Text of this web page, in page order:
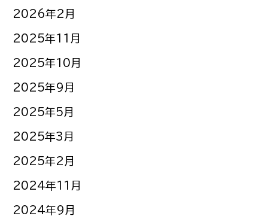
2026年2月
2025年11月
2025年10月
2025年9月
2025年5月
2025年3月
2025年2月
2024年11月
2024年9月